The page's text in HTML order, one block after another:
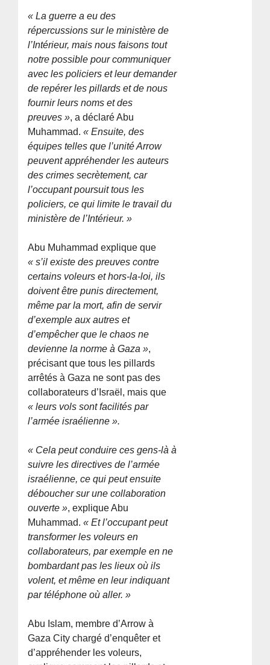
« La guerre a eu des
répercussions sur le ministère de
l’Intérieur, mais nous faisons tout
notre possible pour communiquer
avec les policiers et leur demander
de repérer les pillards et de nous
fournir leurs noms et des
preuves », a déclaré Abu
Muhammad. « Ensuite, des
équipes telles que l’unité Arrow
peuvent appréhender les auteurs
des crimes secrètement, car
l’occupant poursuit tous les
policiers, ce qui limite le travail du
ministère de l’Intérieur. »
Abu Muhammad explique que
« s’il existe des preuves contre
certains voleurs et hors-la-loi, ils
doivent être punis directement,
même par la mort, afin de servir
d’exemple aux autres et
d’empêcher que le chaos ne
devienne la norme à Gaza »,
précisant que tous les pillards
arrêtés à Gaza ne sont pas des
collaborateurs d’Israël, mais que
« leurs vols sont facilités par
l’armée israélienne ».
« Cela peut conduire ces gens-là à
suivre les directives de l’armée
israélienne, ce qui peut ensuite
déboucher sur une collaboration
ouverte », explique Abu
Muhammad.« Et l’occupant peut
transformer les voleurs en
collaborateurs, par exemple en ne
bombardant pas les lieux où ils
volent, et même en leur indiquant
par téléphone où aller. »
Abu Islam, membre d’Arrow à
Gaza City chargé d’enquêter et
d’appréhender les voleurs,